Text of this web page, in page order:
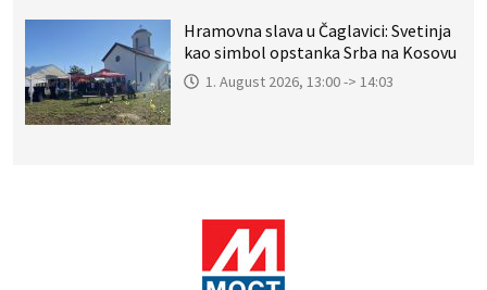
Hramovna slava u Čaglavici: Svetinja
kao simbol opstanka Srba na Kosovu
1. August 2026, 13:00 -> 14:03